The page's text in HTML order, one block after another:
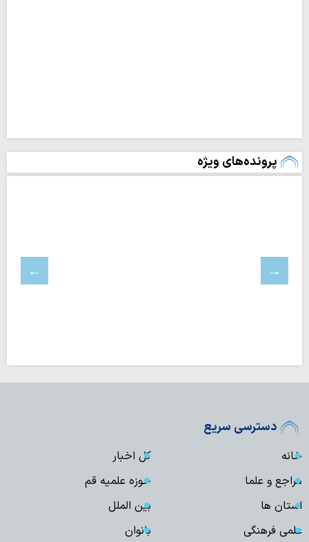
پرونده‌های ویژه
دسترسی سریع
خانه
کل اخبار
مراجع و علما
حوزه علمیه قم
استان ها
بین الملل
علمی فرهنگی
بانوان